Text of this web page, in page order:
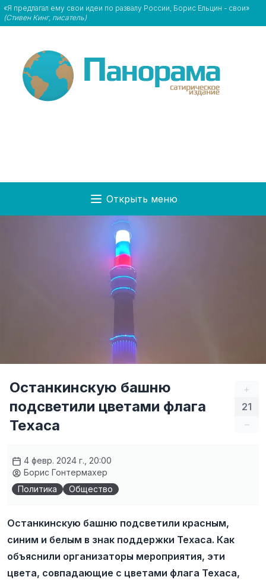
«Я предлагал ему свои идеи по развалу России, Борис Ельцин - свои»
(Стивен Кинг, писатель)
Открыть меню
+
21
–
Останкинскую башню
подсветили цветами флага
Техаса
4 февр. 2024 г., 20:00
Борис Гонтермахер
Политика
Общество
Останкинскую башню подсветили красным,
синим и белым в знак поддержки Техаса. Как
объяснили организаторы мероприятия, эти
цвета, совпадающие с цветами флага Техаса,